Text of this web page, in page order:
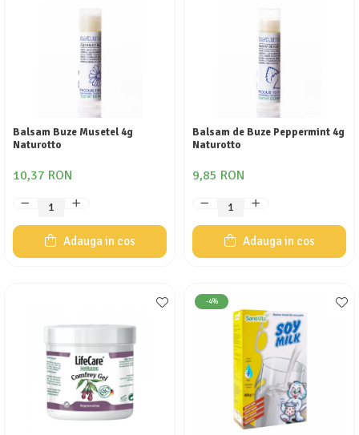
Balsam Buze Musetel 4g
Naturotto
10,37 RON
Adauga in cos
Balsam de Buze Peppermint 4g
Naturotto
9,85 RON
Adauga in cos
-4%